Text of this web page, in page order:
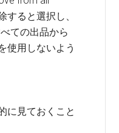
すると選択し、
ての出品から
使用しないよう
に見ておくこと